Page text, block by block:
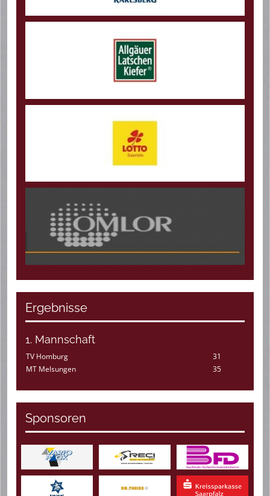
Ergebnisse
1. Mannschaft
TV Homburg
31
MT Melsungen
35
Sponsoren